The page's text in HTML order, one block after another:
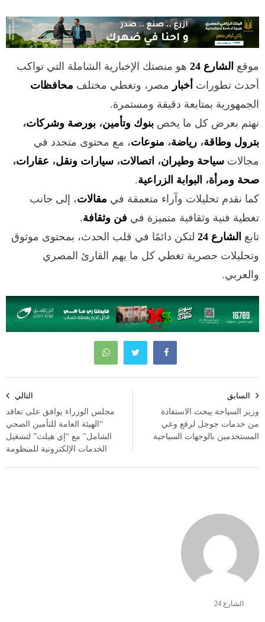
موقع الشارع 24
هو منصتك الإخبارية الشاملة التي تواكب
أحدث تطورات أخبار مصر، وتغطي مختلف محافظات
الجمهورية بمتابعة دقيقة ومستمرة.
نهتم بعرض كل ما يخص بنوك وتأمين، بورصة وشركات،
بترول وطاقة، رياضة، منوعات، مع محتوى متجدد في
مجالات سياحة وطيران، اتصالات، سيارات ونقل، عقارات،
صحة ومرأة، البوابة الزراعية.
كما نقدم تحليلات وآراء متعمقة في مقالات، إلى جانب
تغطية فنية وثقافية متميزة في فن وثقافة.
تابع الشارع 24
لتكن دائمًا في قلب الحدث، بمحتوى موثوق
وتحليلات حصرية تغطي كل ما يهم القارئ المصري
والعربي.
المقالات
السابق
وزير السياحة يبحث الاستفادة
من خدمات جوجل لرفع وعي
المستخدمين بالوجهات السياحية
التالي
مجلس الوزراء يوافق على تعاقد
“الهيئة العامة للتأمين الصحي
الشامل” مع “إي هيلث” لتشغيل
الخدمات الإلكترونية للمنظومة
الشارع 24